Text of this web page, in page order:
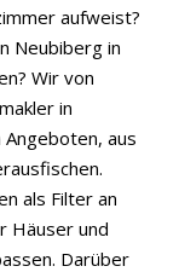
aufweist?
Neubiberg in
Wir von
in
aus
als Filter an
Häuser und
Darüber